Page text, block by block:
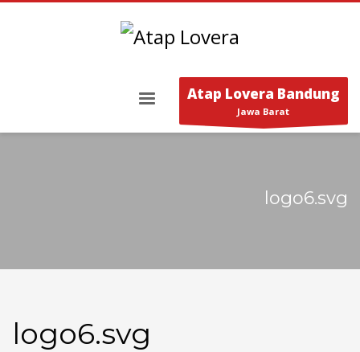
Atap Lovera Bandung
Jawa Barat
logo6.svg
logo6.svg